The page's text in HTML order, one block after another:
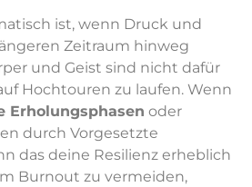
ist, wenn Druck und
Zeitraum hinweg
und Geist sind nicht dafür
Hochtouren zu laufen. Wenn
Erholungsphasen oder
durch Vorgesetzte
das deine Resilienz erheblich
Burnout zu vermeiden,